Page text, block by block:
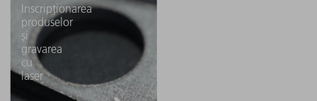
Inscripționarea
produselor
și
gravarea
cu
laser